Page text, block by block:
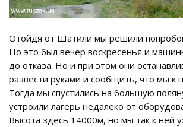
Отойдя от Шатили мы решили
Но это был вечер воскресенья и
до отказа. Но и при этом они
развести руками и сообщить, что мы к
Тогда мы спустились на большую
устроили лагерь недалеко от
Высота здесь 14000м, но мы так к ней